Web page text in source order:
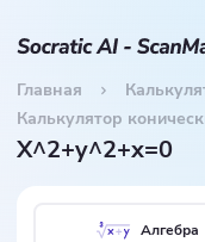
Главная
Калькулятор
X^2+y^2+x=0
Алгебра